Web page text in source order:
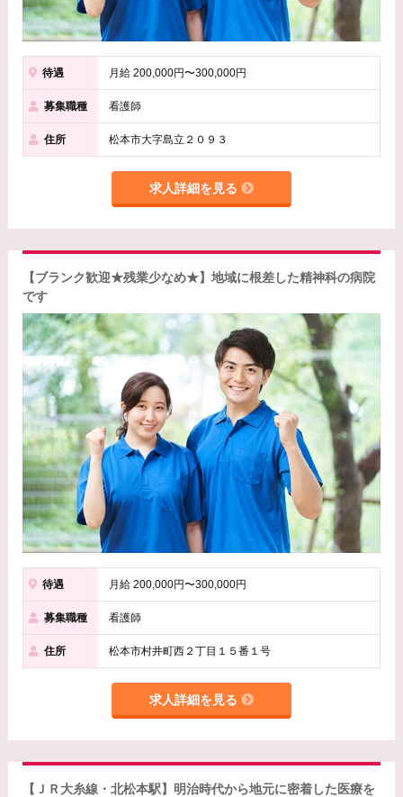
待遇 月給 200,000円〜300,000円
募集職種 看護師
住所 松本市大字島立２０９３
求人詳細を見る
【ブランク歓迎★残業少なめ★】地域に根差した精神科の病院
です
待遇 月給 200,000円〜300,000円
募集職種 看護師
住所 松本市村井町西２丁目１５番１号
求人詳細を見る
【ＪＲ大糸線・北松本駅】明治時代から地元に密着した医療を